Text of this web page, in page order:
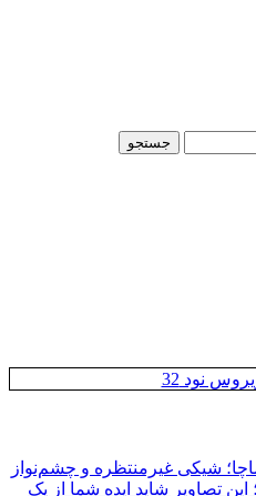
نود 32
شیکی غیرمنتظره و چشم‌نواز
این تصاویر شاید ایده شما از یک